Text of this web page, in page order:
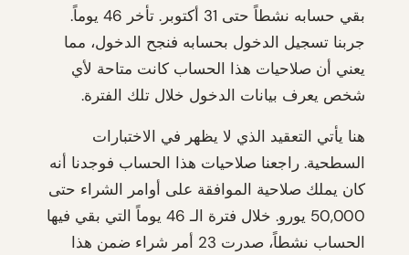
بقي حسابه نشطاً حتى 31 أكتوبر. تأخر 46 يوماً.
جربنا تسجيل الدخول بحسابه فنجح الدخول، مما
يعني أن صلاحيات هذا الحساب كانت متاحة لأي
شخص يعرف بيانات الدخول خلال تلك الفترة.
هنا يأتي التعقيد الذي لا يظهر في الاختبارات
السطحية. راجعنا صلاحيات هذا الحساب فوجدنا أنه
كان يملك صلاحية الموافقة على أوامر الشراء حتى
50,000 يورو. خلال فترة الـ 46 يوماً التي بقي فيها
الحساب نشطاً، صدرت 23 أمر شراء ضمن هذا